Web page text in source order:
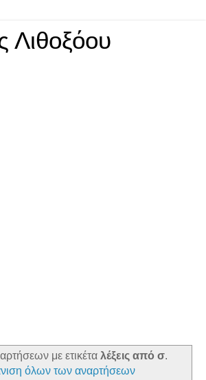
Λιθοξόου
με ετικέτα λέξεις από σ.
όλων των αναρτήσεων